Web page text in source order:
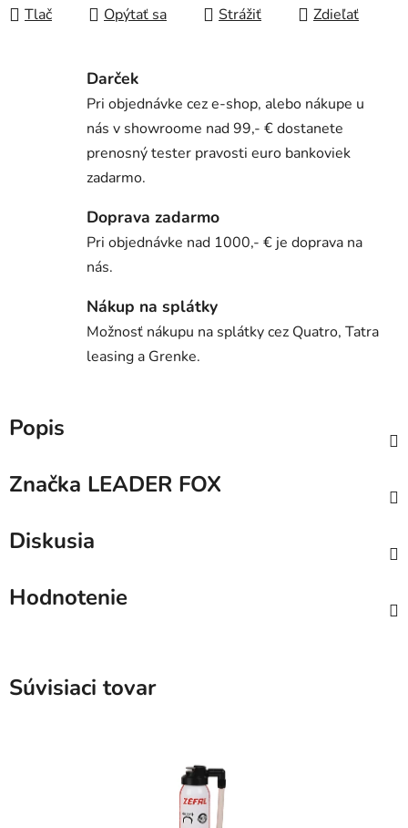
Tlač Opýtať sa Strážiť Zdieľať
Darček
Pri objednávke cez e-shop, alebo nákupe u
nás v showroome nad 99,- € dostanete
prenosný tester pravosti euro bankoviek
zadarmo.
Doprava zadarmo
Pri objednávke nad 1000,- € je doprava na
nás.
Nákup na splátky
Možnosť nákupu na splátky cez Quatro, Tatra
leasing a Grenke.
Popis
Značka LEADER FOX
Diskusia
Hodnotenie
Súvisiaci tovar